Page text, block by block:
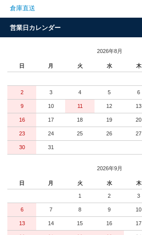
倉庫直送
営業日カレンダー
2026年8月
日 月 火 水 木
2 3 4 5 6
9 10 11 12 13
16 17 18 19 20
23 24 25 26 27
30 31
2026年9月
日 月 火 水 木
1 2 3
6 7 8 9 10
13 14 15 16 17